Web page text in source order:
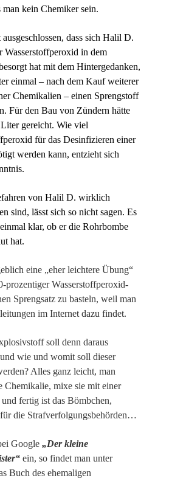
man kein Chemiker sein.
dass sich Halil D.
Wasserstoffperoxid in dem
hat mit dem Hintergedanken,
einmal – nach dem Kauf weiterer
Chemikalien – einen Sprengstoff
Für den Bau von Zündern hätte
gereicht. Wie viel
für das Desinfizieren einer
werden kann, entzieht sich
von Halil D. wirklich
sind, lässt sich so nicht sagen. Es
klar, ob er die Rohrbombe
hat.
eine „eher leichtere Übung“
prozentiger Wasserstoffperoxid-
Sprengsatz zu basteln, weil man
im Internet dazu findet.
soll denn daraus
wie und womit soll dieser
Alles ganz leicht, man
Chemikalie, mixe sie mit einer
fertig ist das Bömbchen,
die Strafverfolgungsbehörden…
Google „Der kleine
ein, so findet man unter
Buch des ehemaligen